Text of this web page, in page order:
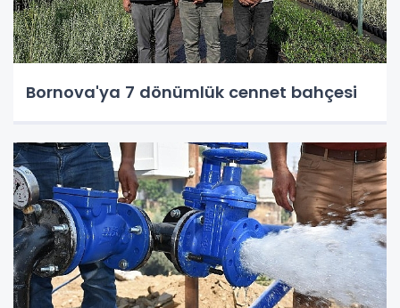
Bornova'ya 7 dönümlük cennet bahçesi